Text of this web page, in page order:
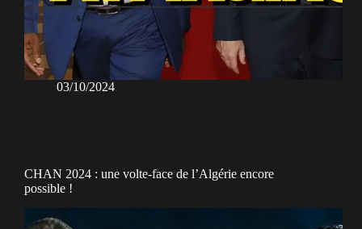
03/10/2024
CHAN 2024 : une volte-face de l’Algérie encore
possible !